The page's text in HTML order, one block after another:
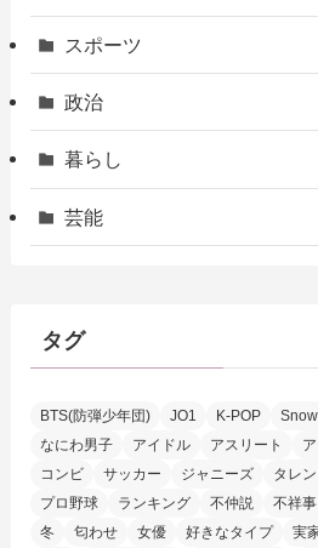
スポーツ
政治
暮らし
芸能
タグ
BTS(防弾少年団) JO1 K-POP
なにわ男子
アイドル アスリート
コンビ
サッカー ジャニーズ タレン
プロ野球
ランキング 不仲説 不祥
冬
匂わせ 女優 好きなタイプ 実